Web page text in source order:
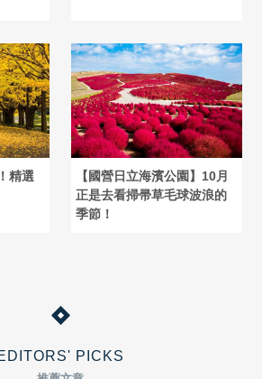
精選
【國營日立海濱公園】10月
正是去看掃帚草毛球波浪的
季節！
PICKS